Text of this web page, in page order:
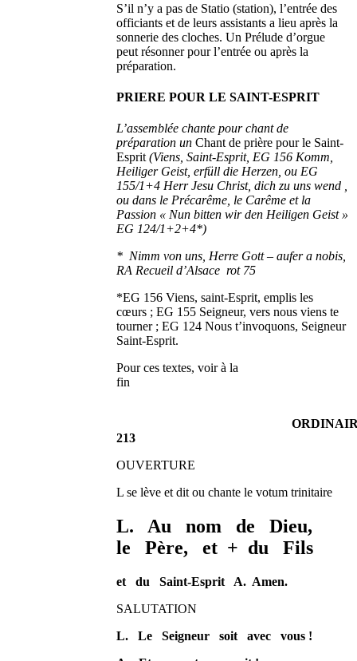
S’il n’y a pas de Statio (station), l’entrée des
officiants et de leurs assistants a lieu après la
sonnerie des cloches. Un Prélude d’orgue
peut résonner pour l’entrée ou après la
préparation.
PRIERE POUR LE SAINT-ESPRIT
L’assemblée chante pour chant de
préparation unChant de prière pour le Saint-
Esprit(Viens, Saint-Esprit, EG 156 Komm,
Heiliger Geist, erfüll die Herzen, ou EG
155/1+4 Herr Jesu Christ, dich zu uns wend ,
ou dans le Précarême, le Carême et la
Passion « Nun bitten wir den Heiligen Geist »
EG 124/1+2+4*)
* Nimm von uns, Herre Gott–aufer a nobis,
RA Recueil d’Alsace rot 75
*EG 156 Viens, saint-Esprit, emplis les
cœurs ; EG 155 Seigneur, vers nous viens te
tourner ; EG 124 Nous t’invoquons, Seigneur
Saint-Esprit.
Pour ces textes, voir à la
fin
213
OUVERTURE
L se lève et dit ou chante le votum trinitaire
L. Au nom de Dieu,
le Père, et + du Fils
et du Saint-Esprit A. Amen.
SALUTATION
L.
Le Seigneur soit avec vous !